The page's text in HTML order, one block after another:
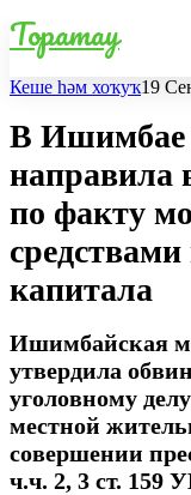
Торатау
Кеше һәм хоҡуҡ19
В Ишимбае
направила
по факту
капитала
Ишимбайская
утвердила
уголовному
местной
совершении
ч.ч. 2, 3 ст. 159